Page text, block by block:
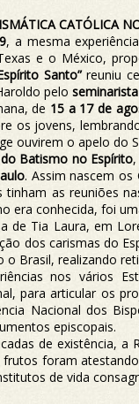
CATÓLICA
, a mesma
e o México,
Santo”reuniu
pelo
de 15 a 17 de
os jovens,
ouvirem o apelo do
Batismo no Espírito
. Assim nascem os
tinham as reuniões
era conhecida, foi
de Tia Laura, em
dos carismas do
Brasil, realizando
nos vários
para articular os
Nacional dos
episcopais.
de existência,
frutos foram
de vida